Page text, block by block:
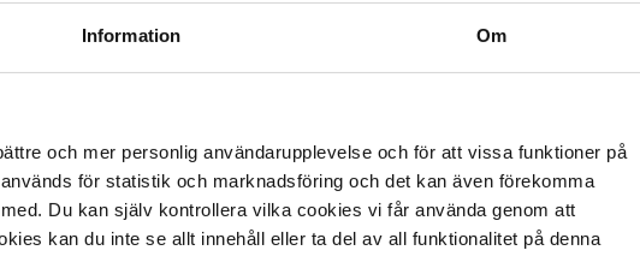
Information Om
och mer personlig användarupplevelse och för att vissa funktioner på
för statistik och marknadsföring och det kan även förekomma
Du kan själv kontrollera vilka cookies vi får använda genom att
kan du inte se allt innehåll eller ta del av all funktionalitet på denna
De har en ljus inredning och skandinavisk stil som för
av träpanel varvas med flerfärgade tegelväggar på
och färdigställdes i augusti 2023.
påprojektets egen hemsida